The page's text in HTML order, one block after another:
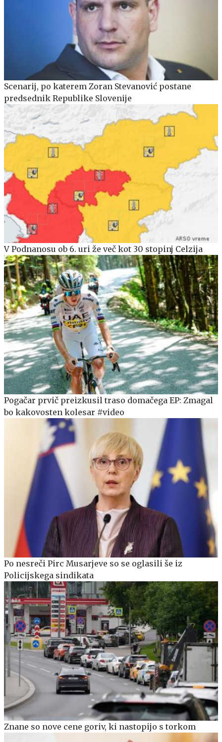
Scenarij, po katerem Zoran Stevanović postane
predsednik Republike Slovenije
V Podnanosu ob 6. uri že več kot 30 stopinj Celzija
Pogačar prvič preizkusil traso domačega EP: Zmagal
bo kakovosten kolesar #video
Po nesreči Pirc Musarjeve so se oglasili še iz
Policijskega sindikata
Znane so nove cene goriv, ki nastopijo s torkom